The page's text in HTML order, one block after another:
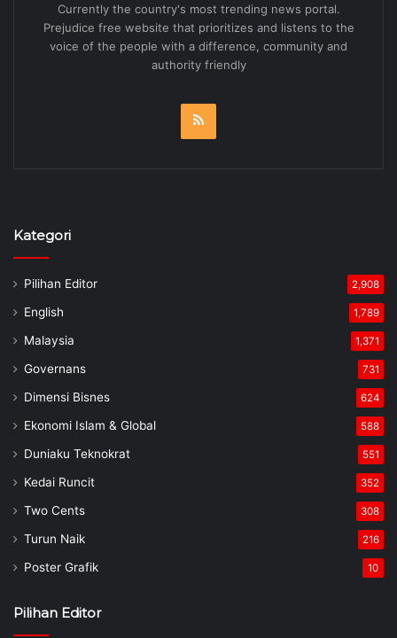
Currently the country's most trending news portal.
Prejudice free website that prioritizes and listens to the
voice of the people with a difference, community and
authority friendly
Kategori
Pilihan Editor 2,908
English 1,789
Malaysia 1,371
Governans 731
Dimensi Bisnes 624
Ekonomi Islam & Global 588
Duniaku Teknokrat 551
Kedai Runcit 352
Two Cents 308
Turun Naik 216
Poster Grafik 10
Pilihan Editor